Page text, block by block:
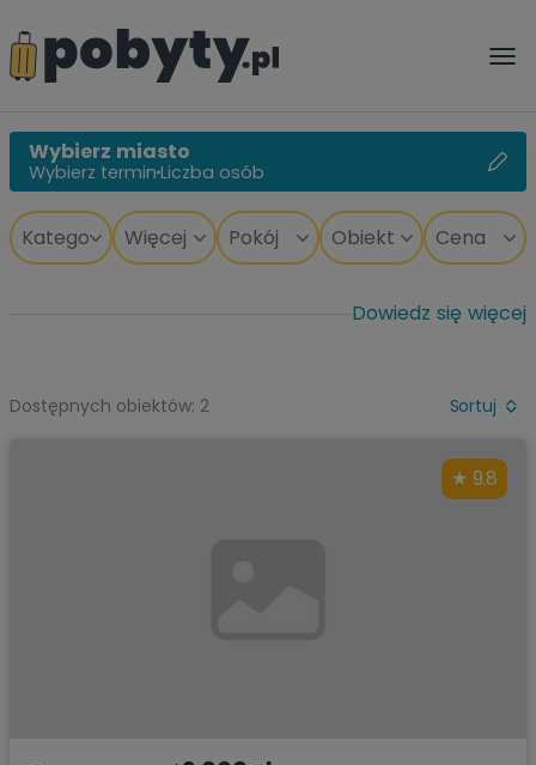
Wybierz miasto
Wybierz termin Liczba osób
Dowiedz się więcej
Dostępnych obiektów: 2 Sortuj
9.8